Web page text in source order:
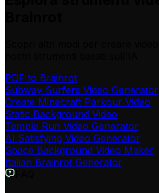
PDF to Brainrot
Subway Surfers Video Generator
Create Minecraft Parkour Video
Static Background Video
Temple Run Video Generator
AI Satisfying Video Generator
Space Background Video Maker
Italian Brainrot Generator